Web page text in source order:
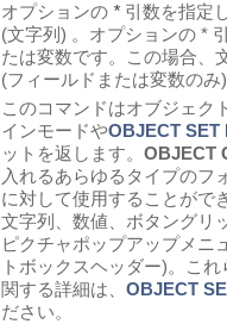
オプションの * 引数を指定
(文字列) 。オプションの *
たは変数です。この場合、
(フィールドまたは変数の
このコマンドはオブジェク
インモードやOBJECT SET
ットを返します。 OBJECT
入れるあらゆるタイプのフ
に対して使用することがで
文字列、数値、ボタングリ
ピクチャポップアップメニ
トボックスヘッダー)。こ
関する詳細は、 OBJECT
ださい。